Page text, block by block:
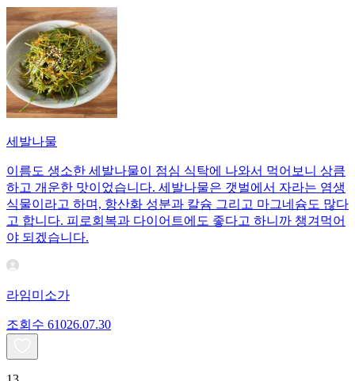
세발나물
이름도 생소한 세발나물이 점심 식탁에 나와서 먹어보니 상큼
하고 개운한 맛이었습니다. 세발나물은 갯벌에서 자라는 염생
식물이라고 하며, 항산화 성분과 칼슘 그리고 마그네슘도 많다
고 합니다. 피로회복과 다이어트에도 좋다고 하니까 챙겨먹어
야 되겠습니다.
라임미소가
조회수 61026.07.30